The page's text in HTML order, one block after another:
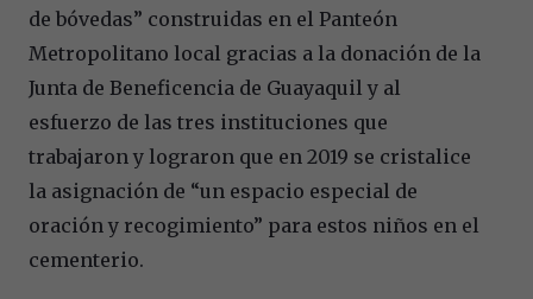
de bóvedas” construidas en el Panteón
Metropolitano local gracias a la donación de la
Junta de Beneficencia de Guayaquil y al
esfuerzo de las tres instituciones que
trabajaron y lograron que en 2019 se cristalice
la asignación de “un espacio especial de
oración y recogimiento” para estos niños en el
cementerio.